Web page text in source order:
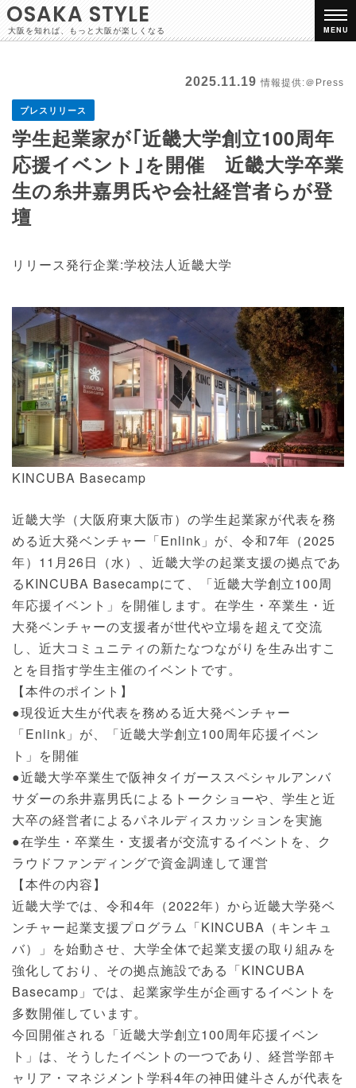
OSAKA STYLE
大阪を知れば、もっと大阪が楽しくなる MENU
2025.11.19 情報提供:＠Press
プレスリリース
学生起業家が｢近畿大学創立100周年
応援イベント｣を開催 近畿大学卒業
生の糸井嘉男氏や会社経営者らが登
壇
リリース発行企業:学校法人近畿大学
KINCUBA Basecamp
近畿大学（大阪府東大阪市）の学生起業家が代表を務
める近大発ベンチャー「Enlink」が、令和7年（2025
年）11月26日（水）、近畿大学の起業支援の拠点であ
るKINCUBA Basecampにて、「近畿大学創立100周
年応援イベント」を開催します。在学生・卒業生・近
大発ベンチャーの支援者が世代や立場を超えて交流
し、近大コミュニティの新たなつながりを生み出すこ
とを目指す学生主催のイベントです。
【本件のポイント】
●現役近大生が代表を務める近大発ベンチャー
「Enlink」が、「近畿大学創立100周年応援イベン
ト」を開催
●近畿大学卒業生で阪神タイガーススペシャルアンバ
サダーの糸井嘉男氏によるトークショーや、学生と近
大卒の経営者によるパネルディスカッションを実施
●在学生・卒業生・支援者が交流するイベントを、ク
ラウドファンディングで資金調達して運営
【本件の内容】
近畿大学では、令和4年（2022年）から近畿大学発ベ
ンチャー起業支援プログラム「KINCUBA（キンキュ
バ）」を始動させ、大学全体で起業支援の取り組みを
強化しており、その拠点施設である「KINCUBA
Basecamp」では、起業家学生が企画するイベントを
多数開催しています。
今回開催される「近畿大学創立100周年応援イベン
ト」は、そうしたイベントの一つであり、経営学部キ
ャリア・マネジメント学科4年の神田健斗さんが代表を